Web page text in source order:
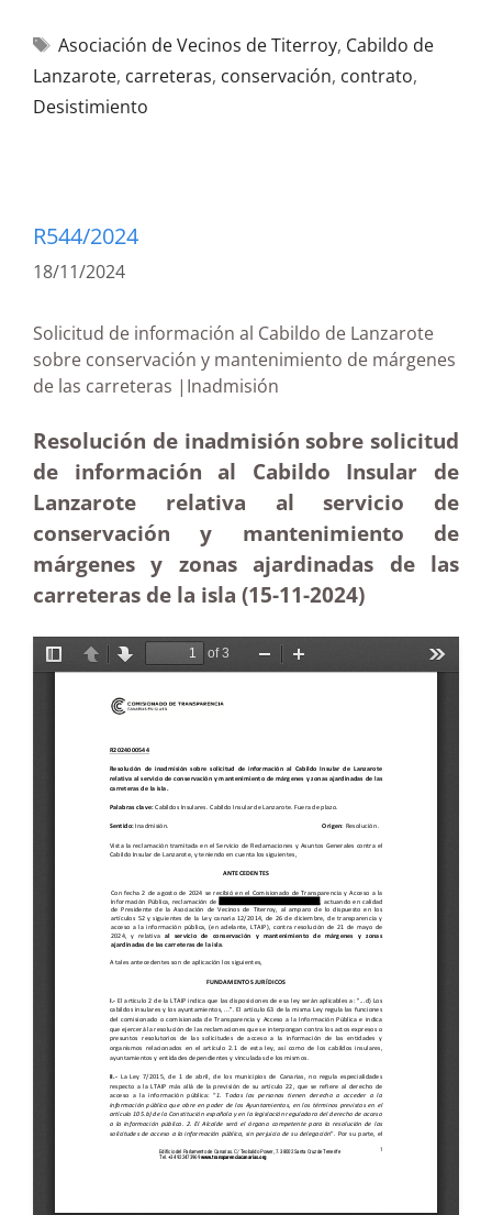
Asociación de Vecinos de Titerroy, Cabildo de
Lanzarote, carreteras, conservación, contrato,
Desistimiento
R544/2024
18/11/2024
Solicitud de información al Cabildo de Lanzarote
sobre conservación y mantenimiento de márgenes
de las carreteras |Inadmisión
Resolución de inadmisión sobre solicitud
de información al Cabildo Insular de
Lanzarote relativa al servicio de
conservación y mantenimiento de
márgenes y zonas ajardinadas de las
carreteras de la isla (15-11-2024)